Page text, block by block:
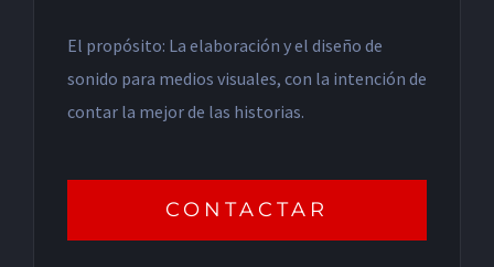
El propósito: La elaboración y el diseño de
sonido para medios visuales, con la intención de
contar la mejor de las historias.
CONTACTAR